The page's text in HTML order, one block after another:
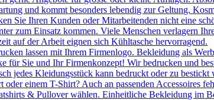
und kommt besonders lebendig zur Geltung.
Sie Ihren Kunden oder Mitarbeitenden nicht eine
zum Einsatz kommen. Viele Menschen verlagern
auf der Arbeit eignen sich Kühltasche hervorragend.
lassen mit Ihrem Firmenlogo. Bekleidung als
für Sie und Ihr Firmenkonzept! Wir bedrucken und
jedes Kleidungsstück kann bedruckt oder zu
oder einem T-Shirt? Auch an passenden
& Pullover wählen. Einheitliche Bekleidung im